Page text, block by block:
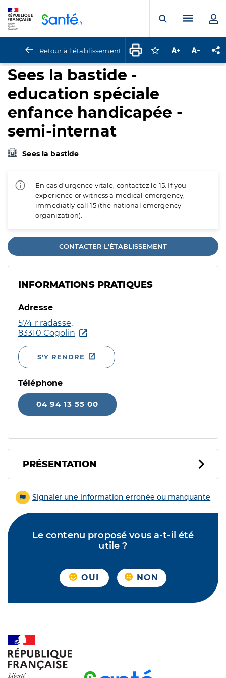
Ouvrir laMenu
Retour à l'établissement Connectez-vous
Augmenter la
Sees la bastide -
education spéciale
enfance handicapée -
semi-internat
Sees la bastide
En cas d'urgence vitale, contactez le 15. If you
experience or witness a medical emergency,
immediatly call 15 (the national emergency
organization).
CONTACTER L'ÉTABLISSEMENT
INFORMATIONS PRATIQUES
Adresse
574 r radasse,
83310 Cogolin
S'Y RENDRE
Téléphone
04 94 13 55 00
PRÉSENTATION
Signaler une information erronée ou manquante
Le contenu proposé vous a-t-il été
utile ?
OUI NON